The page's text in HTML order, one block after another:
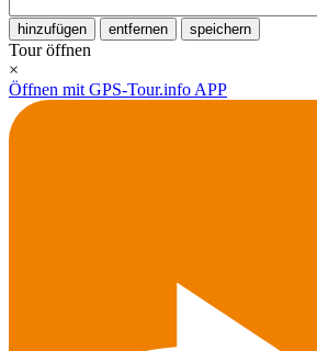
hinzufügen entfernen speichern
Tour öffnen
×
Öffnen mit GPS-Tour.info APP